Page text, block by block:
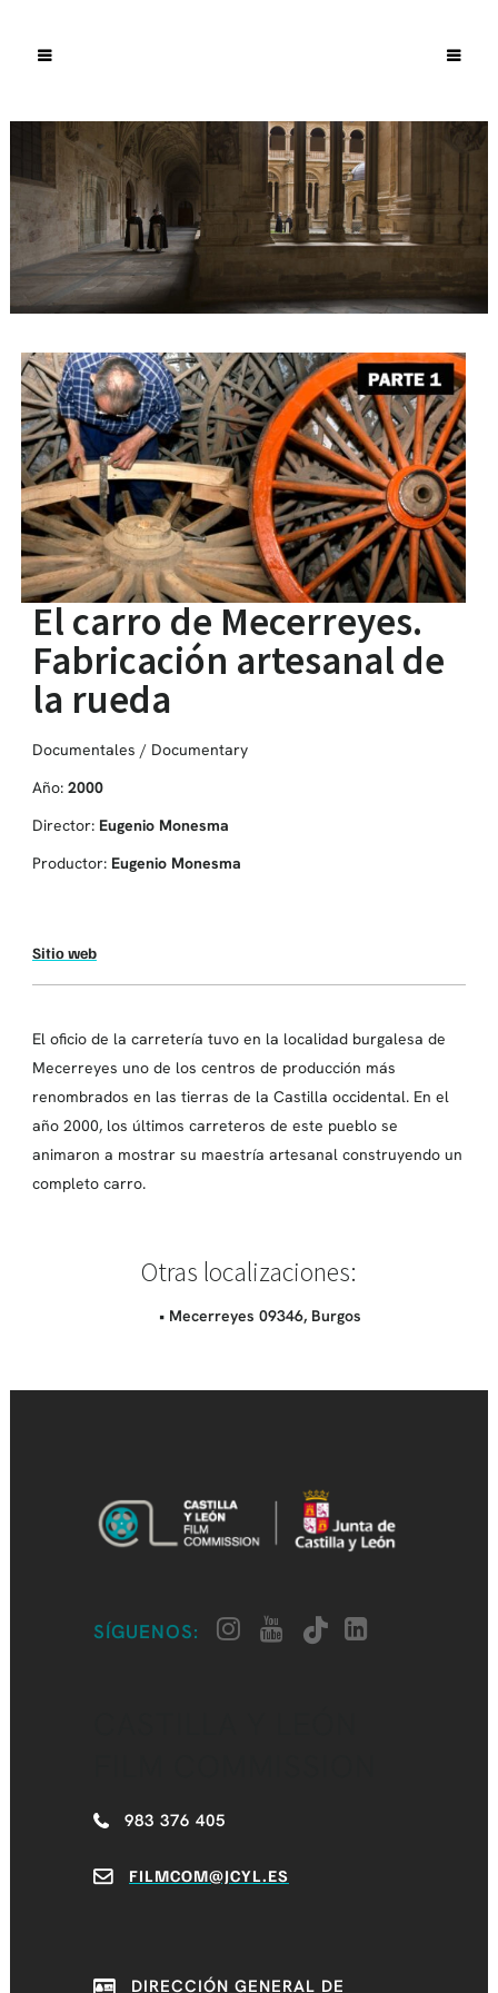
El carro de Mecerreyes.
Fabricación artesanal de
la rueda
Documentales / Documentary
Año: 2000
Director: Eugenio Monesma
Productor: Eugenio Monesma
Sitio web
El oficio de la carretería tuvo en la localidad burgalesa de
Mecerreyes uno de los centros de producción más
renombrados en las tierras de la Castilla occidental. En el
año 2000, los últimos carreteros de este pueblo se
animaron a mostrar su maestría artesanal construyendo un
completo carro.
Otras localizaciones:
• Mecerreyes 09346, Burgos
SÍGUENOS:
983 376 405
FILMCOM@JCYL.ES
DIRECCIÓN GENERAL DE